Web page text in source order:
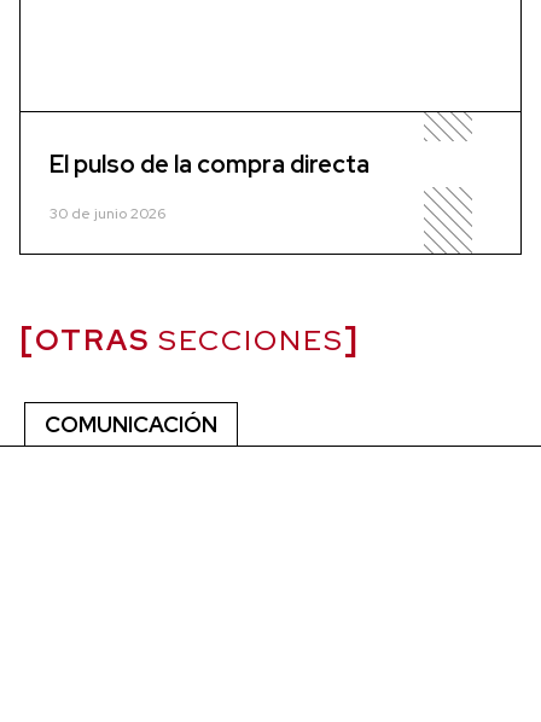
El pulso de la compra directa
30 de junio 2026
OTRAS SECCIONES
COMUNICACIÓN